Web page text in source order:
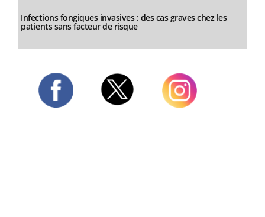
Infections fongiques invasives : des cas graves chez les
patients sans facteur de risque